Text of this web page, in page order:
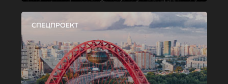
СПЕЦПРОЕКТ